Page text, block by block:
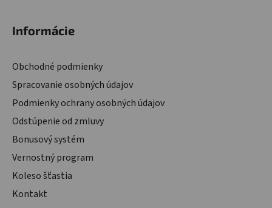
Informácie
Obchodné podmienky
Spracovanie osobných údajov
Podmienky ochrany osobných údajov
Odstúpenie od zmluvy
Bonusový systém
Vernostný program
Koleso šťastia
Kontakt